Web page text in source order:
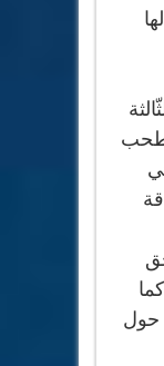
حول